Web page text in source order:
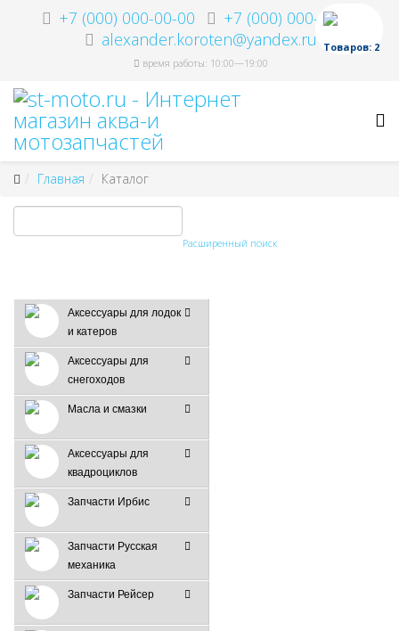
+7 (000) 000-00-00
+7 (000) 000-00-00
alexander.koroten@yandex.ru
время работы: 10:00—19:00
Товаров: 2
Главная Каталог
Расширенный поиск
Аксессуары для лодок
и катеров
Аксессуары для
снегоходов
Масла и смазки
Аксессуары для
квадроциклов
Запчасти Ирбис
Запчасти Русская
механика
Запчасти Рейсер